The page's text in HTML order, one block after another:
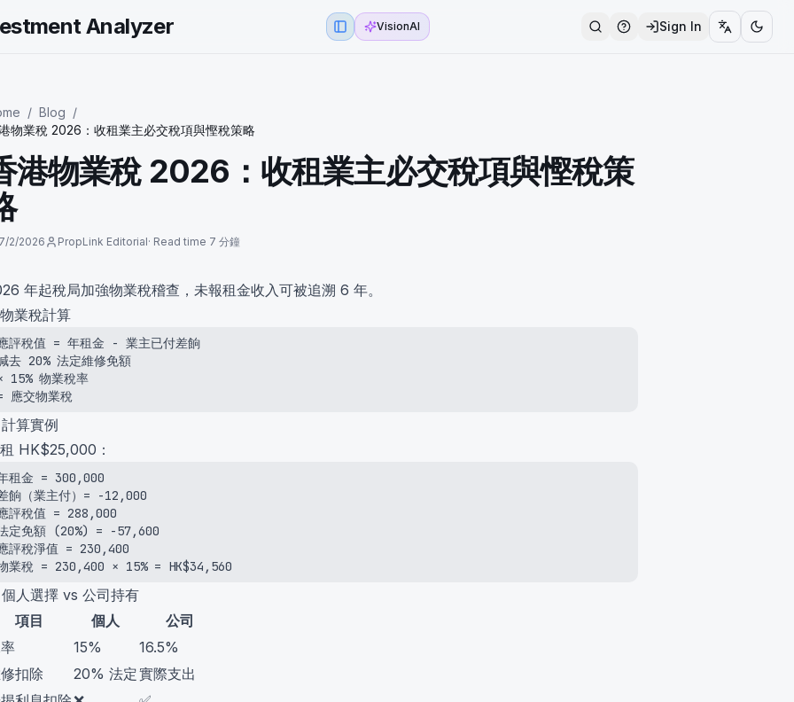
Analyzer Toggle Sidebar
VisionAI Sign In
/ Blog /
物業稅 2026：收租業主必交稅項與慳稅策略
港物業稅 2026：收租業主必交稅項與慳稅策
2/2026 PropLink Editorial· Read time 7 分鐘
年起稅局加強物業稅稽查，未報租金收入可被追溯 6 年。
業稅計算
評稅值 = 年租金 - 業主已付差餉
去 20% 法定維修免額
15% 物業稅率
應交物業稅
算實例
HK$25,000：
租金 = 300,000
餉（業主付）= -12,000
評稅值 = 288,000
定免額 (20%) = -57,600
評稅淨值 = 230,400
業稅 = 230,400 × 15% = HK$34,560
人選擇 vs 公司持有
項目
個人
公司
15%
16.5%
扣除
20% 法定實際支出